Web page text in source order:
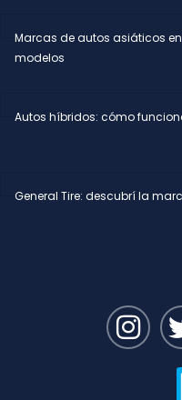
Marcas de autos asiáticos
modelos
Autos híbridos: cómo
General Tire: descubrí la
I
n